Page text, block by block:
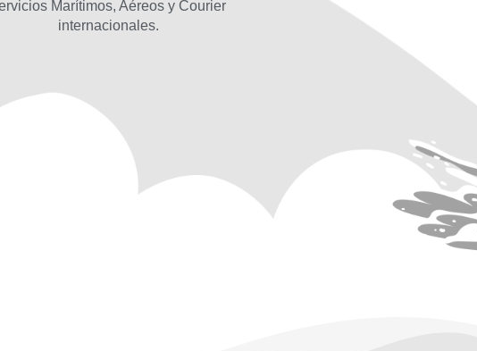
Marítimos, Aéreos y Courier
internacionales.